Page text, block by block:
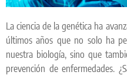
La ciencia de la genética ha
últimos años que no solo ha
nuestra biología, sino que
prevención de enfermedades.